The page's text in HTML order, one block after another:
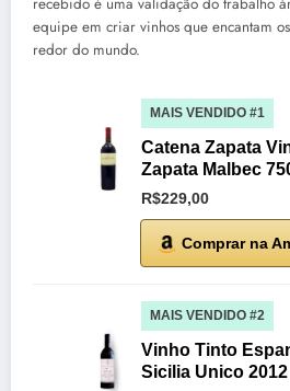
equipe em criar vinhos que encantam
redor do mundo.
MAIS VENDIDO #1
Catena Zapata
Zapata Malbec
R$229,00
Comprar na
MAIS VENDIDO #2
Vinho Tinto
Sicilia Unico 2012